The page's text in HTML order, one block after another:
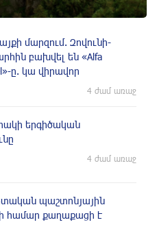
մարզում. Զովունի-
բախվել են «Alfa
ը. կա վիրավոր
4 ժամ առաջ
երգիծական
4 ժամ առաջ
​​պաշտոնյային
համար քաղաքացի է